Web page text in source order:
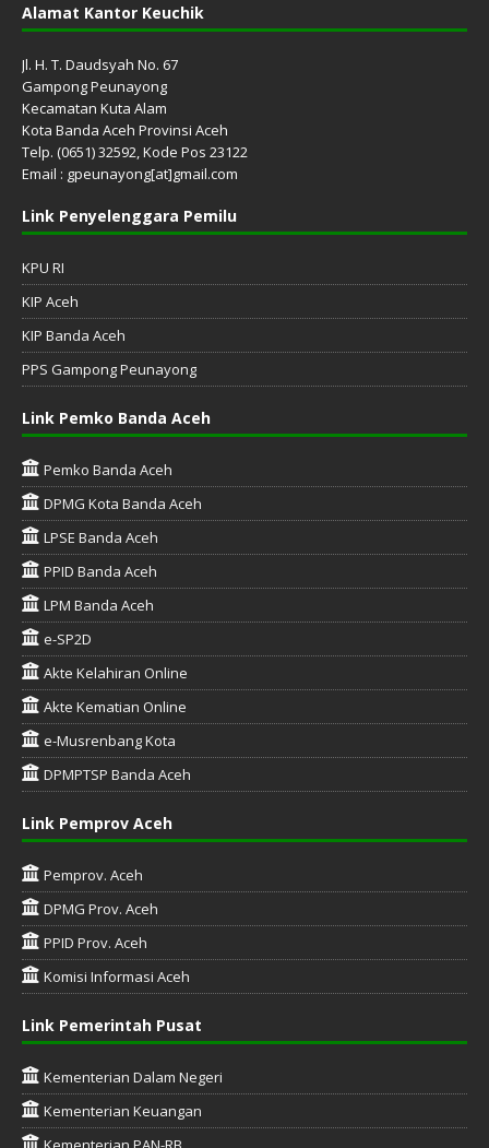
Alamat Kantor Keuchik
Jl. H. T. Daudsyah No. 67
Gampong Peunayong
Kecamatan Kuta Alam
Kota Banda Aceh Provinsi Aceh
Telp. (0651) 32592, Kode Pos 23122
Email : gpeunayong[at]gmail.com
Link Penyelenggara Pemilu
KPU RI
KIP Aceh
KIP Banda Aceh
PPS Gampong Peunayong
Link Pemko Banda Aceh
Pemko Banda Aceh
DPMG Kota Banda Aceh
LPSE Banda Aceh
PPID Banda Aceh
LPM Banda Aceh
e-SP2D
Akte Kelahiran Online
Akte Kematian Online
e-Musrenbang Kota
DPMPTSP Banda Aceh
Link Pemprov Aceh
Pemprov. Aceh
DPMG Prov. Aceh
PPID Prov. Aceh
Komisi Informasi Aceh
Link Pemerintah Pusat
Kementerian Dalam Negeri
Kementerian Keuangan